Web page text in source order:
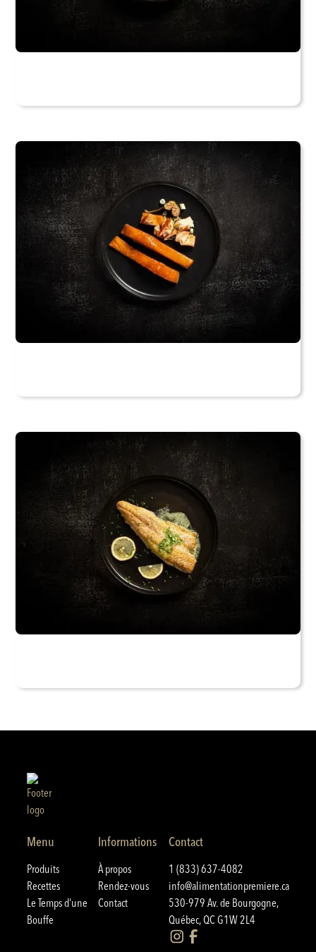
Menu
Produits
Recettes
Le Temps d'une
Bouffe
Informations
À propos
Rendez-vous
Contact
Contact
1 (833) 637-4082
info@alimentationpremiere.ca
530-979 Av. de Bourgogne,
Québec, QC G1W 2L4